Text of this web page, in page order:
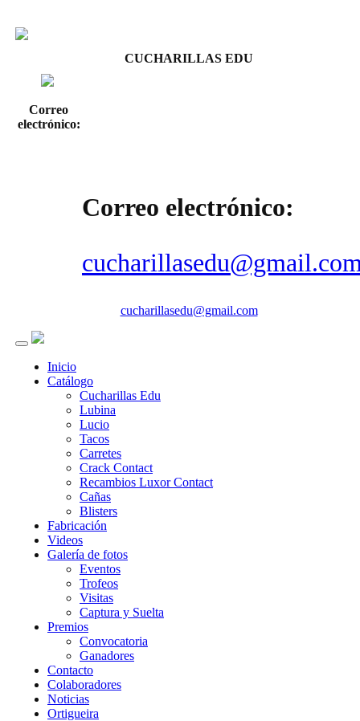
CUCHARILLAS EDU
Correo electrónico:
Correo
electrónico:
cucharillasedu@gmail.com
Inicio
Catálogo
Cucharillas Edu
Lubina
Lucio
Tacos
Carretes
Crack Contact
Recambios Luxor Contact
Cañas
Blisters
Fabricación
Videos
Galería de fotos
Eventos
Trofeos
Visitas
Captura y Suelta
Premios
Convocatoria
Ganadores
Contacto
Colaboradores
Noticias
Ortigueira